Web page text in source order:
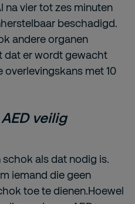
na vier tot zes minuten
beschadigd.
andere organen
dat er wordt gewacht
met 10
veilig
schok als dat nodig is.
iemand die geen
toe te dienen.Hoewel